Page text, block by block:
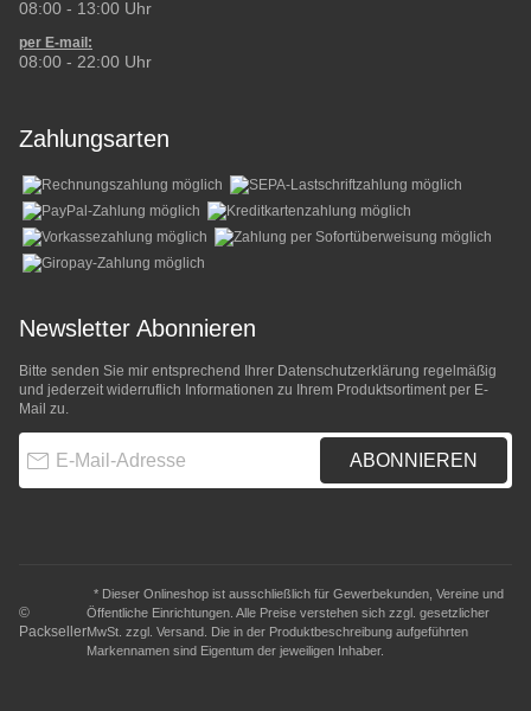
08:00 - 13:00 Uhr
per E-mail:
08:00 - 22:00 Uhr
Zahlungsarten
Newsletter Abonnieren
Bitte senden Sie mir entsprechend Ihrer Datenschutzerklärung regelmäßig
und jederzeit widerruflich Informationen zu Ihrem Produktsortiment per E-
Mail zu.
ABONNIEREN
©
Packseller
* Dieser Onlineshop ist ausschließlich für Gewerbekunden, Vereine und
Öffentliche Einrichtungen. Alle Preise verstehen sich zzgl. gesetzlicher
MwSt. zzgl. Versand . Die in der Produktbeschreibung aufgeführten
Markennamen sind Eigentum der jeweiligen Inhaber.